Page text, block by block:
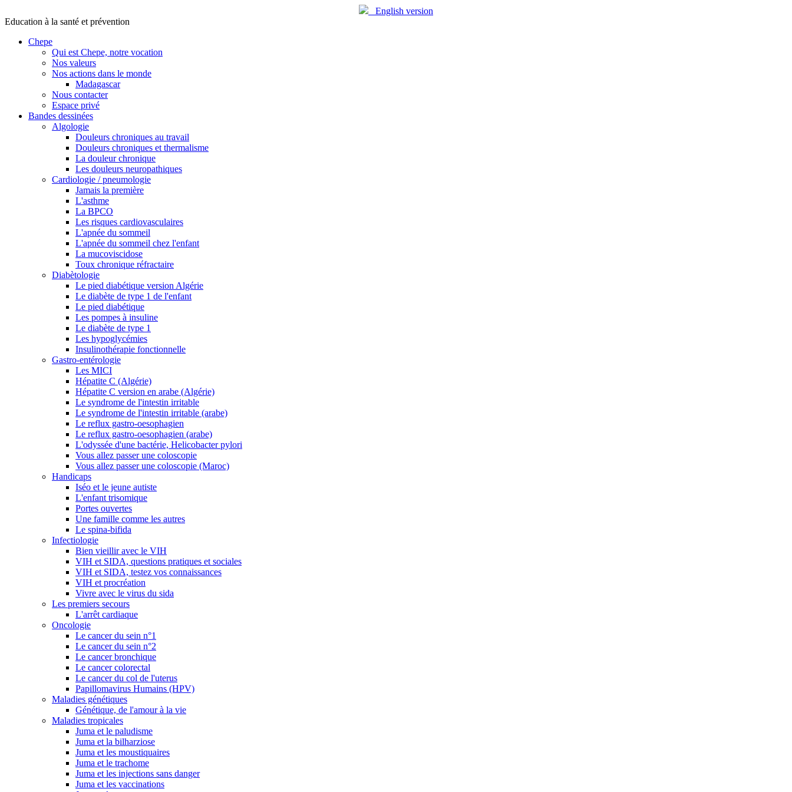
English version
Education à la santé et prévention
Chepe
Qui est Chepe, notre vocation
Nos valeurs
Nos actions dans le monde
Madagascar
Nous contacter
Espace privé
Bandes dessinées
Algologie
Douleurs chroniques au travail
Douleurs chroniques et thermalisme
La douleur chronique
Les douleurs neuropathiques
Cardiologie / pneumologie
Jamais la première
L'asthme
La BPCO
Les risques cardiovasculaires
L'apnée du sommeil
L'apnée du sommeil chez l'enfant
La mucoviscidose
Toux chronique réfractaire
Diabètologie
Le pied diabétique version Algérie
Le diabète de type 1 de l'enfant
Le pied diabétique
Les pompes à insuline
Le diabète de type 1
Les hypoglycémies
Insulinothérapie fonctionnelle
Gastro-entérologie
Les MICI
Hépatite C (Algérie)
Hépatite C version en arabe (Algérie)
Le syndrome de l'intestin irritable
Le syndrome de l'intestin irritable (arabe)
Le reflux gastro-oesophagien
Le reflux gastro-oesophagien (arabe)
L'odyssée d'une bactérie, Helicobacter pylori
Vous allez passer une coloscopie
Vous allez passer une coloscopie (Maroc)
Handicaps
Iséo et le jeune autiste
L'enfant trisomique
Portes ouvertes
Une famille comme les autres
Le spina-bifida
Infectiologie
Bien vieillir avec le VIH
VIH et SIDA, questions pratiques et sociales
VIH et SIDA, testez vos connaissances
VIH et procréation
Vivre avec le virus du sida
Les premiers secours
L'arrêt cardiaque
Oncologie
Le cancer du sein n°1
Le cancer du sein n°2
Le cancer bronchique
Le cancer colorectal
Le cancer du col de l'uterus
Papillomavirus Humains (HPV)
Maladies génétiques
Génétique, de l'amour à la vie
Maladies tropicales
Juma et le paludisme
Juma et la bilharziose
Juma et les moustiquaires
Juma et le trachome
Juma et les injections sans danger
Juma et les vaccinations